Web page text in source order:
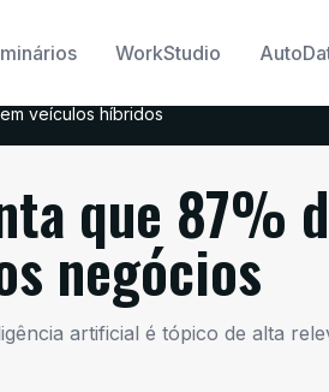
WorkStudio
veículos híbridos
que 87%
negócios
artificial é tópico de alta